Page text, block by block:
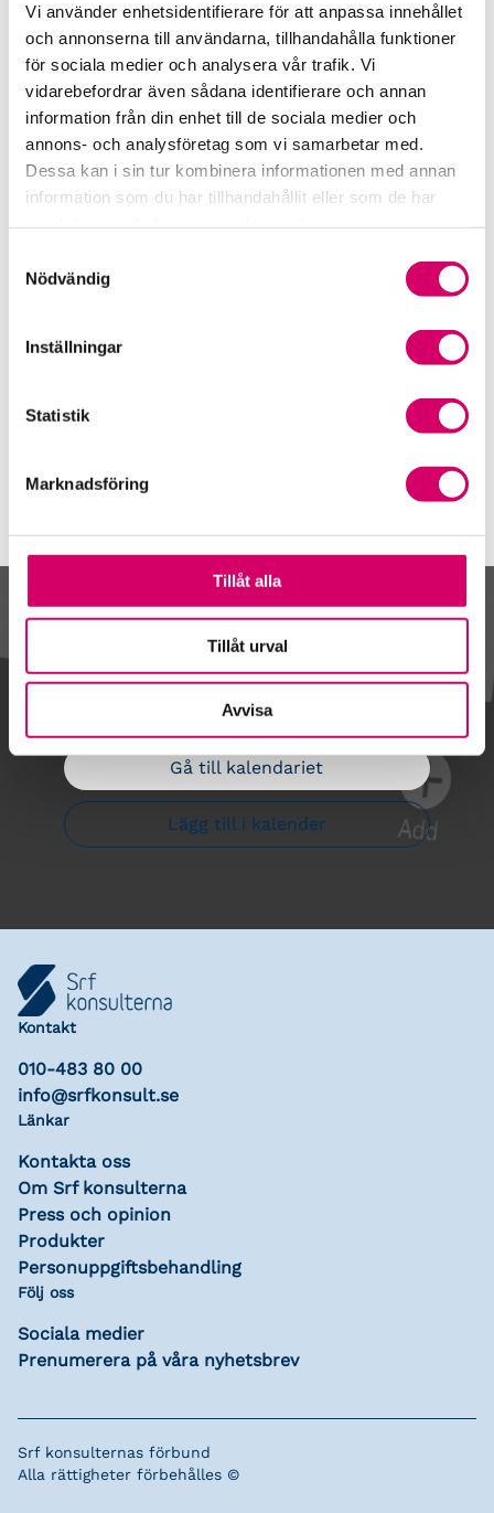
Vi använder enhetsidentifierare för att anpassa innehållet
och annonserna till användarna, tillhandahålla funktioner
för sociala medier och analysera vår trafik. Vi
vidarebefordrar även sådana identifierare och annan
information från din enhet till de sociala medier och
annons- och analysföretag som vi samarbetar med.
Dessa kan i sin tur kombinera informationen med annan
information som du har tillhandahållit eller som de har
Nödvändig
Inställningar
Statistik
Marknadsföring
Tillåt alla
Tillåt urval
Avvisa
Samverkan med myndigheter och organisationer
Srf Fokusrapport 2024 – insikter för hållbart
företagande
Våra nyhetskanaler
Tidningen Konsulten
Öppet brev till Myndigheten för yrkeshögskolan
Framtidsutsikter i lönebranschen
Kalendarium
Gå till kalendariet
Lägg till i kalender
Kontakt
010-483 80 00
info@srfkonsult.se
Länkar
Kontakta oss
Om Srf konsulterna
Press och opinion
Produkter
Personuppgiftsbehandling
Följ oss
Sociala medier
Prenumerera på våra nyhetsbrev
Srf konsulternas förbund
Alla rättigheter förbehålles ©